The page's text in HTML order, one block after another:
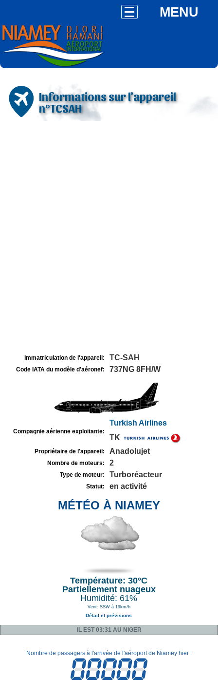
MENU
Informations sur l'appareil
n°TCSAH
Immatriculation de l'appareil: TC-SAH
Code IATA du modèle d'aéronef: 737NG 8FH/W
Compagnie aérienne exploitante:
Turkish Airlines
TK
Propriétaire de l'appareil: Anadolujet
Nombre de moteurs: 2
Type de moteur: Turboréacteur
Statut: en activité
MÉTÉO À NIAMEY
Température: 30°C
Partiellement nuageux
Humidité: 61%
Vent: SSW à 19km/h
Détail et prévisions
IL EST 03:31 AU NIGER
Nombre de passagers à l'arrivée de l'aéroport de Niamey hier :